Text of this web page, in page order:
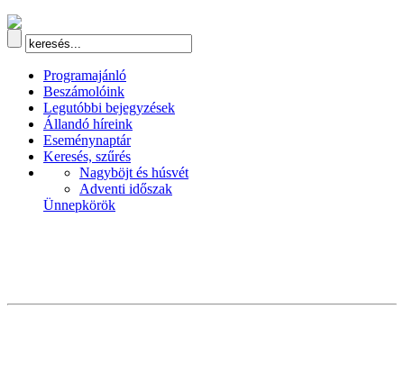
Programajánló
Beszámolóink
Legutóbbi bejegyzések
Állandó híreink
Eseménynaptár
Keresés, szűrés
Nagyböjt és húsvét
Adventi időszak
Ünnepkörök